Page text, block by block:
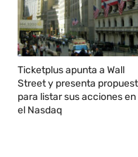
Ticketplus apunta a Wall
Street y presenta
para listar sus acciones en
el Nasdaq